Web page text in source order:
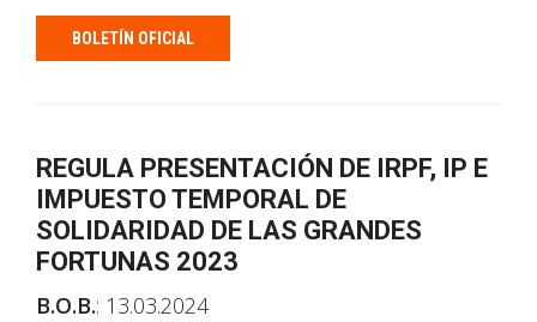
BOLETÍN OFICIAL
REGULA PRESENTACIÓN DE IRPF, IP E
IMPUESTO TEMPORAL DE
SOLIDARIDAD DE LAS GRANDES
FORTUNAS 2023
B.O.B.: 13.03.2024